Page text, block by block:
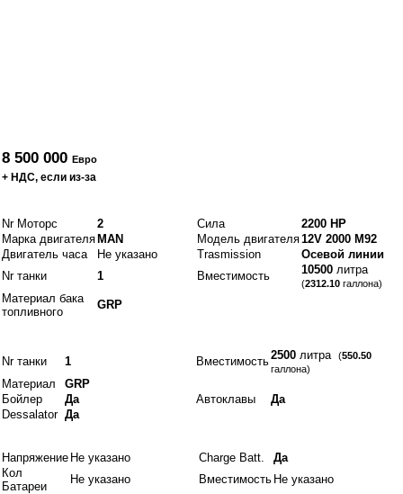
8 500 000 Евро
+ НДС, если из-за
Nr Моторс 2 Сила
2200 HP
Марка двигателя MAN Модель двигателя12V 2000 M92
Двигатель часа
Не указано Trasmission
Осевой линии
Nr танки
1 Вместимость 10500 литра
(2312.10 галлона)
Материал бака
топливного
GRP
Nr танки 1 Вместимость2500 литра (550.50
галлона)
Материал
GRP
Бойлер
Да Автоклавы
Да
Dessalator Да
Напряжение Не указано Charge Batt.
Да
Кол
Батареи
Не указано Вместимость Не указано